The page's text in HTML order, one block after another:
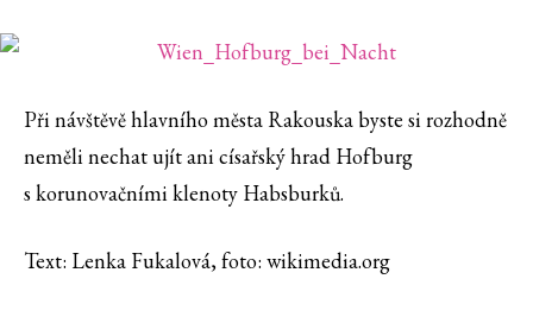
Při návštěvě hlavního města Rakouska byste si rozhodně
neměli nechat ujít ani císařský hrad Hofburg
s korunovačními klenoty Habsburků.
Text: Lenka Fukalová, foto: wikimedia.org